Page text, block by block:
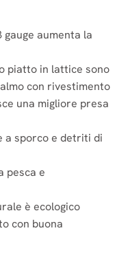
aumenta la
piatto in lattice sono
con rivestimento
una migliore presa
a sporco e detriti di
pesca e
è ecologico
con buona